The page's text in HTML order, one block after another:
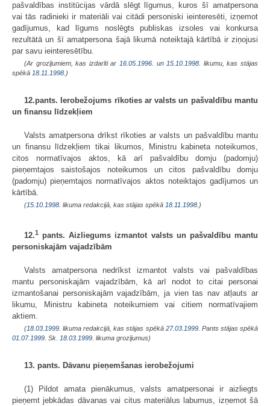
pašvaldības institūcijas vārdā slēgt līgumus, kuros šī amatpersona
vai tās radinieki ir materiāli vai citādi personiski ieinteresēti, izņemot
gadījumus, kad līgums noslēgts publiskas izsoles vai konkursa
rezultātā un šī amatpersona šajā likumā noteiktajā kārtībā ir ziņojusi
par savu ieinteresētību.
(Ar grozījumiem, kas izdarīti ar 16.05.1996. un15.10.1998. likumu, kas stājas
spēkā 18.11.1998.)
12.pants. Ierobežojums rīkoties ar valsts un pašvaldību mantu
un finansu līdzekļiem
Valsts amatpersona drīkst rīkoties ar valsts un pašvaldību mantu
un finansu līdzekļiem tikai likumos, Ministru kabineta noteikumos,
citos normatīvajos aktos, kā arī pašvaldību domju (padomju)
pieņemtajos saistošajos noteikumos un citos pašvaldību domju
(padomju) pieņemtajos normatīvajos aktos noteiktajos gadījumos un
kārtībā.
(15.10.1998. likuma redakcijā, kas stājas spēkā 18.11.1998.)
12.1
pants. Aizliegums izmantot valsts un pašvaldību mantu
personiskajām vajadzībām
Valsts amatpersona nedrīkst izmantot valsts vai pašvaldības
mantu personiskajām vajadzībām, kā arī nodot to citai personai
izmantošanai personiskajām vajadzībām, ja vien tas nav atļauts ar
likumu, Ministru kabineta noteikumiem vai citiem normatīvajiem
aktiem.
(18.03.1999 . likuma redakcijā, kas stājas spēkā 27.03.1999. Pants stājas spēkā
01.07.1999. Sk. 18.03.1999 . likuma grozījumus)
13. pants. Dāvanu pieņemšanas ierobežojumi
(1) Pildot amata pienākumus, valsts amatpersonai ir aizliegts
pieņemt jebkādas dāvanas vai citus materiālus labumus, izņemot šā